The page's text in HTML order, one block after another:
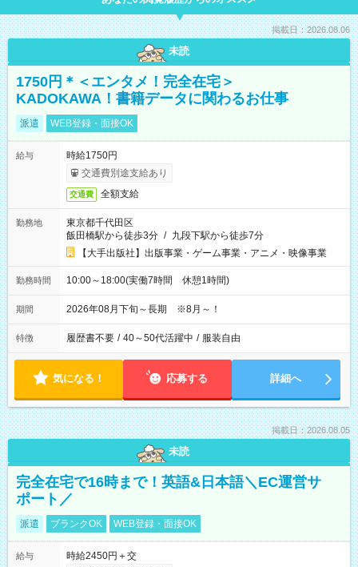
掲載日：2026.08.06
未読
1750円＊＜エンタメ！完全在宅＞
KADOKAWA！書籍データに関わるお仕事
派遣 WEB登録・面接OK
給与
時給1750円
交通費別途支給あり
交通費 全額支給
勤務地
東京都千代田区
飯田橋駅から徒歩3分 / 九段下駅から徒歩7分
【大手出版社】出版事業・ゲーム事業・アニメ・映像事業
勤務時間 10:00～18:00(実働7時間 休憩1時間)
期間 2026年08月下旬～長期 ※8月～！
特徴 履歴書不要 / 40～50代活躍中 / 服装自由
気になる！ 応募する 詳細へ
掲載日：2026.08.05
未読
完全在宅で16時まで！英語&日本語＼EC運営サ
ポート／
派遣 ブランクOK WEB登録・面接OK
給与
時給2450円＋交